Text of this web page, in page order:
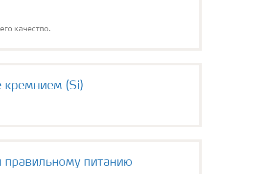
качество.
кремнием (Si)
правильному питанию